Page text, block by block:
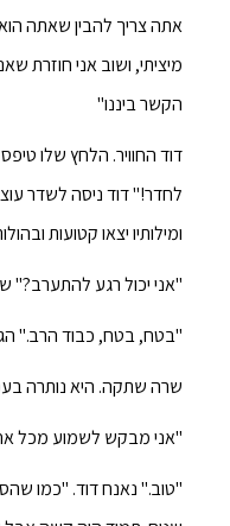
אתה צריך להבין שאתה
מיציתי, ושוב אני חוזרת
הקשר ביננו"
דוד החוויר. הלחץ שלו
לחדר!" דוד ניסה לשדר
ומילותיו יצאו קטועות
"אני יכול רגע להתערב?"
"בטח, בטח, כבוד הרב."
שרה שתקה. היא נותרה
"אני מבקש לשמוע מכל
"טוב." נאנח דוד. "כמו